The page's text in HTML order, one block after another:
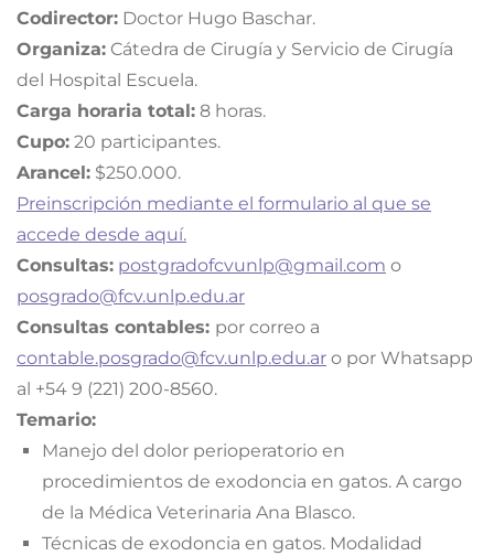
Codirector: Doctor Hugo Baschar.
Organiza: Cátedra de Cirugía y Servicio de Cirugía
del Hospital Escuela.
Carga horaria total: 8 horas.
Cupo: 20 participantes.
Arancel: $250.000.
Preinscripción mediante el formulario al que se
accede desde aquí.
Consultas: postgradofcvunlp@gmail.com o
posgrado@fcv.unlp.edu.ar
Consultas contables: por correo a
contable.posgrado@fcv.unlp.edu.ar o por Whatsapp
al +54 9 (221) 200-8560.
Temario:
Manejo del dolor perioperatorio en
procedimientos de exodoncia en gatos. A cargo
de la Médica Veterinaria Ana Blasco.
Técnicas de exodoncia en gatos. Modalidad